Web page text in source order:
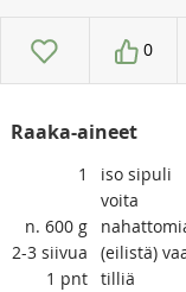
0
Raaka-aineet
1
iso sipuli
voita
n. 600 g
2-3 siivua
(eilistä)
1 pnt tilliä